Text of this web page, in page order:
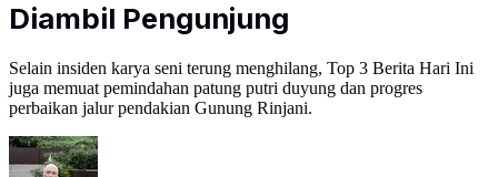
Diambil Pengunjung
Selain insiden karya seni terung menghilang, Top 3 Berita Hari Ini
juga memuat pemindahan patung putri duyung dan progres
perbaikan jalur pendakian Gunung Rinjani.